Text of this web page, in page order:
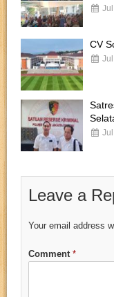
CV
Leave a
Your email address
Comment *